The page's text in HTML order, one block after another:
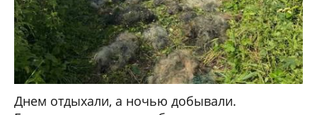
Днем отдыхали, а ночью добывали.